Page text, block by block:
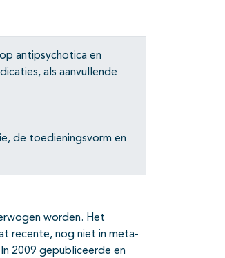
antipsychotica en
als aanvullende
de toedieningsvorm en
worden. Het
recente, nog niet in meta-
2009 gepu­bliceerde en